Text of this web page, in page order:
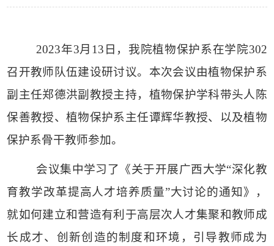
2023年3月 13 日，我院植物保护系在学院302
召开教师队伍建设研讨议。本次会议由植物保护系
副主任郑德洪副教授主持，植物保护学科带头人陈
保善教授、植物保护系主任谭辉华教授、以及植物
保护系骨干教师参加。
会议集中学习了《关于开展广西大学“深化教
育教学改革提高人才培养质量”大讨论的通知》，
就如何建立和营造有利于高层次人才集聚和教师成
长成才、创新创造的制度和环境，引导教师成为